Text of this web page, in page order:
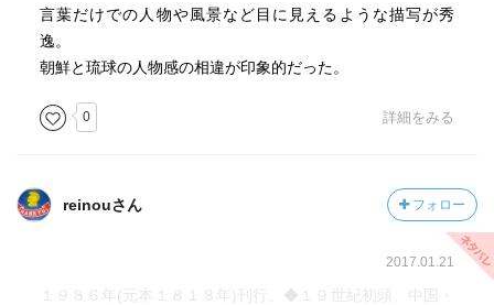
言葉だけでの人物や風景など目に見えるような描写が秀
逸。
朝鮮と琉球の人物感の相違が印象的だった。
0 詳細をみる
reinouさん フォロー
2017.01.21
１９８６年(元本１８１８年)刊行。◆１９世紀初頭、中国・